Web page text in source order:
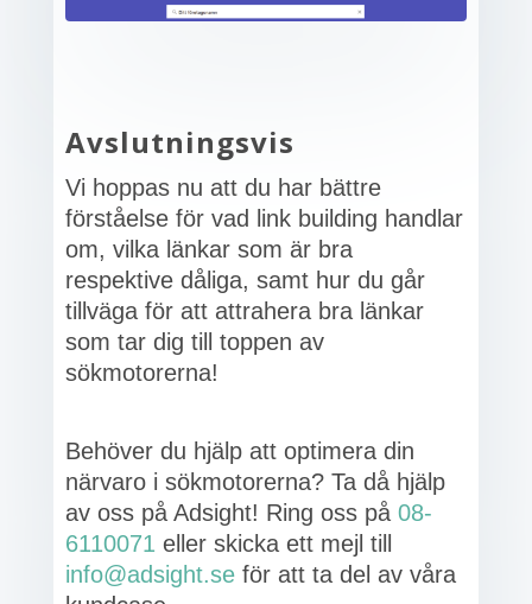
Avslutningsvis
Vi hoppas nu att du har bättre
förståelse för vad link building handlar
om, vilka länkar som är bra
respektive dåliga, samt hur du går
tillväga för att attrahera bra länkar
som tar dig till toppen av
sökmotorerna!
Behöver du hjälp att optimera din
närvaro i sökmotorerna? Ta då hjälp
av oss på Adsight! Ring oss på 08-
6110071eller skicka ett mejl till
info@adsight.seför att ta del av våra